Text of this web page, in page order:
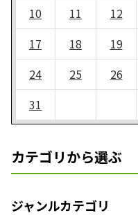
10
11 12
17
18 19
24
25 26
31
カテゴリから選ぶ
ジャンルカテゴリ